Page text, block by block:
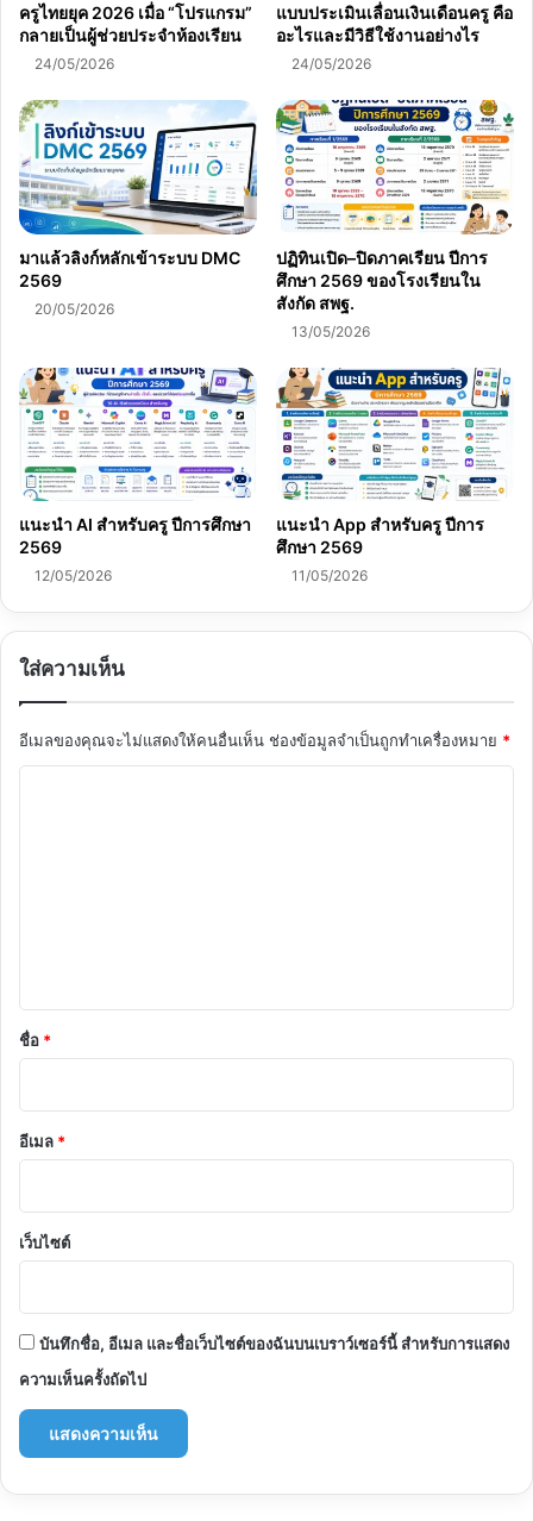
ครูไทยยุค 2026 เมื่อ “โปรแกรม”
กลายเป็นผู้ช่วยประจำห้องเรียน
24/05/2026
แบบประเมินเลื่อนเงินเดือนครู คือ
อะไรและมีวิธีใช้งานอย่างไร
24/05/2026
มาแล้วลิงก์หลักเข้าระบบ DMC
2569
20/05/2026
ปฏิทินเปิด–ปิดภาคเรียน ปีการ
ศึกษา 2569 ของโรงเรียนใน
สังกัด สพฐ.
13/05/2026
แนะนำ AI สำหรับครู ปีการศึกษา
2569
12/05/2026
แนะนำ App สำหรับครู ปีการ
ศึกษา 2569
11/05/2026
ใส่ความเห็น
อีเมลของคุณจะไม่แสดงให้คนอื่นเห็น ช่องข้อมูลจำเป็นถูกทำเครื่องหมาย *
*
ชื่อ *
อีเมล *
เว็บไซต์
บันทึกชื่อ, อีเมล และชื่อเว็บไซต์ของฉันบนเบราว์เซอร์นี้ สำหรับการแสดง
ความเห็นครั้งถัดไป